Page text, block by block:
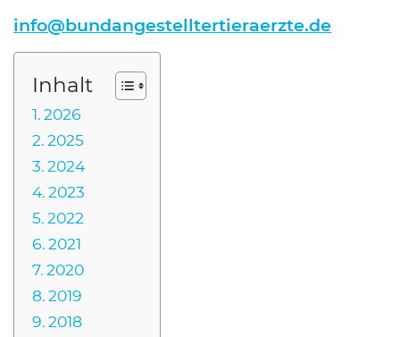
info@bundangestelltertieraerzte.de
Inhalt
2026
2025
2024
2023
2022
2021
2020
2019
2018